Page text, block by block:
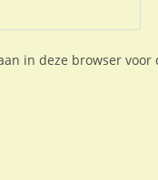
in deze browser